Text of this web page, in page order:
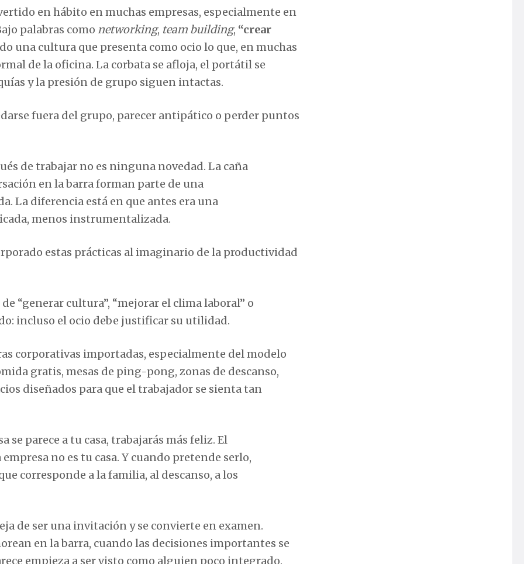
en hábito en muchas empresas, especialmente en
palabras como networking, team building, “crear
una cultura que presenta como ocio lo que, en muchas
de la oficina. La corbata se afloja, el portátil se
y la presión de grupo siguen intactas.
fuera del grupo, parecer antipático o perder puntos
de trabajar no es ninguna novedad. La caña
en la barra forman parte de una
La diferencia está en que antes era una
menos instrumentalizada.
estas prácticas al imaginario de la productividad
“generar cultura”, “mejorar el clima laboral” o
incluso el ocio debe justificar su utilidad.
corporativas importadas, especialmente del modelo
gratis, mesas de ping-pong, zonas de descanso,
diseñados para que el trabajador se sienta tan
se parece a tu casa, trabajarás más feliz. El
no es tu casa. Y cuando pretende serlo,
corresponde a la familia, al descanso, a los
de ser una invitación y se convierte en examen.
en la barra, cuando las decisiones importantes se
empieza a ser visto como alguien poco integrado.